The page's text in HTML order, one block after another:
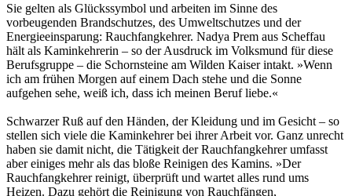
Sie gelten als Glückssymbol und arbeiten im Sinne des
vorbeugenden Brandschutzes, des Umweltschutzes und der
Energieeinsparung: Rauchfangkehrer. Nadya Prem aus Scheffau
hält als Kaminkehrerin – so der Ausdruck im Volksmund für diese
Berufsgruppe – die Schornsteine am Wilden Kaiser intakt. »Wenn
ich am frühen Morgen auf einem Dach stehe und die Sonne
aufgehen sehe, weiß ich, dass ich meinen Beruf liebe.«
Schwarzer Ruß auf den Händen, der Kleidung und im Gesicht – so
stellen sich viele die Kaminkehrer bei ihrer Arbeit vor. Ganz unrecht
haben sie damit nicht, die Tätigkeit der Rauchfangkehrer umfasst
aber einiges mehr als das bloße Reinigen des Kamins. »Der
Rauchfangkehrer reinigt, überprüft und wartet alles rund ums
Heizen. Dazu gehört die Reinigung von Rauchfängen,